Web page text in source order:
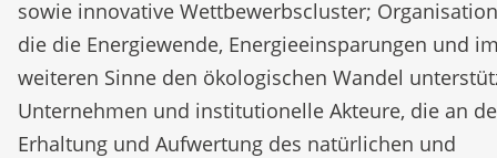
sowie innovative Wettbewerbscluster;
die die Energiewende, Energieeinsparungen und
weiteren Sinne den ökologischen Wandel
Unternehmen und institutionelle Akteure, die an
Erhaltung und Aufwertung des natürlichen und